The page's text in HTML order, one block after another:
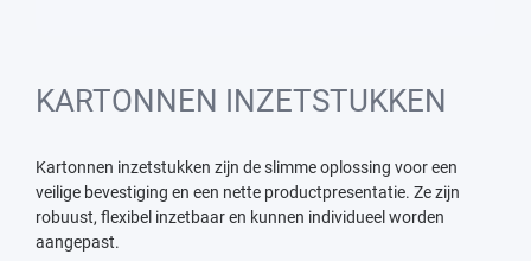
KARTONNEN INZETSTUKKEN
Kartonnen inzetstukken zijn de slimme oplossing voor een
veilige bevestiging en een nette productpresentatie. Ze zijn
robuust, flexibel inzetbaar en kunnen individueel worden
aangepast.